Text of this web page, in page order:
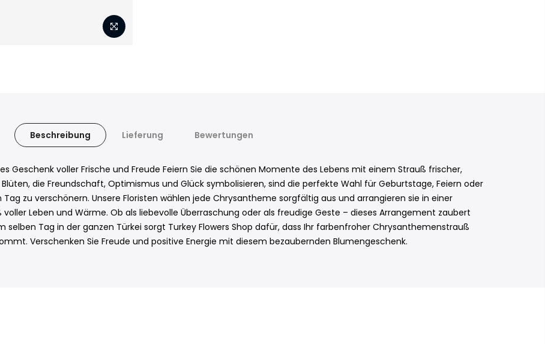
Beschreibung Lieferung Bewertungen
Geschenk voller Frische und Freude Feiern Sie die schönen Momente des Lebens mit einem Strauß frischer,
die Freundschaft, Optimismus und Glück symbolisieren, sind die perfekte Wahl für Geburtstage, Feiern oder
zu verschönern. Unsere Floristen wählen jede Chrysantheme sorgfältig aus und arrangieren sie in einer
Leben und Wärme. Ob als liebevolle Überraschung oder als freudige Geste – dieses Arrangement zaubert
selben Tag in der ganzen Türkei sorgt Turkey Flowers Shop dafür, dass Ihr farbenfroher Chrysanthemenstrauß
Verschenken Sie Freude und positive Energie mit diesem bezaubernden Blumengeschenk.